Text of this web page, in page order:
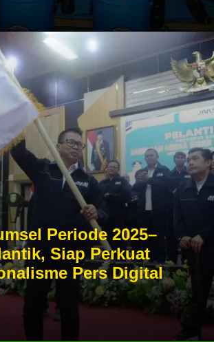
Periode 2025–
Siap Perkuat
Pers Digital